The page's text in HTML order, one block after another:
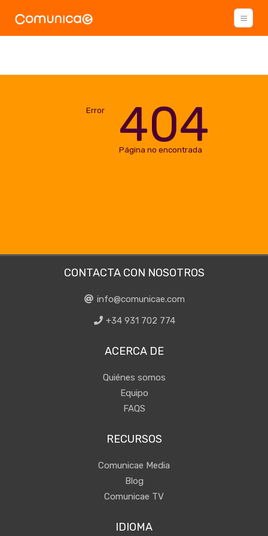
Error 404
Página no encontrada
CONTACTA CON NOSOTROS
info@comunicae.com
+34 931 702 774
ACERCA DE
Quiénes somos
Equipo
FAQS
RECURSOS
Comunicae Media
Blog
Comunicae TV
IDIOMA